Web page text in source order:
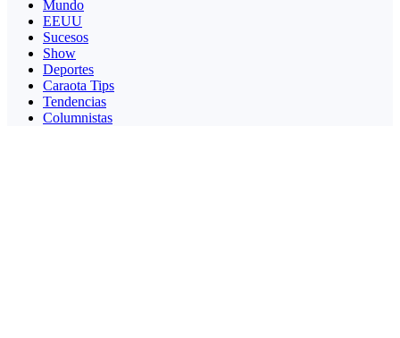
Mundo
EEUU
Sucesos
Show
Deportes
Caraota Tips
Tendencias
Columnistas